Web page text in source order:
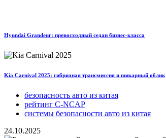
Hyundai Grandeur: превосходный седан бизнес-класса
Kia Carnival 2025: гибридная трансмиссия и шикарный облик
безопасность авто из китая
рейтинг C-NCAP
системы безопасности авто из китая
24.10.2025